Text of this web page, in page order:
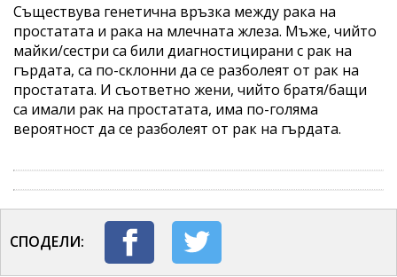
Съществува генетична връзка между рака на
простатата и рака на млечната жлеза. Мъже, чийто
майки/сестри са били диагностицирани с рак на
гърдата, са по-склонни да се разболеят от рак на
простатата. И съответно жени, чийто братя/бащи
са имали рак на простатата, има по-голяма
вероятност да се разболеят от рак на гърдата.
СПОДЕЛИ: